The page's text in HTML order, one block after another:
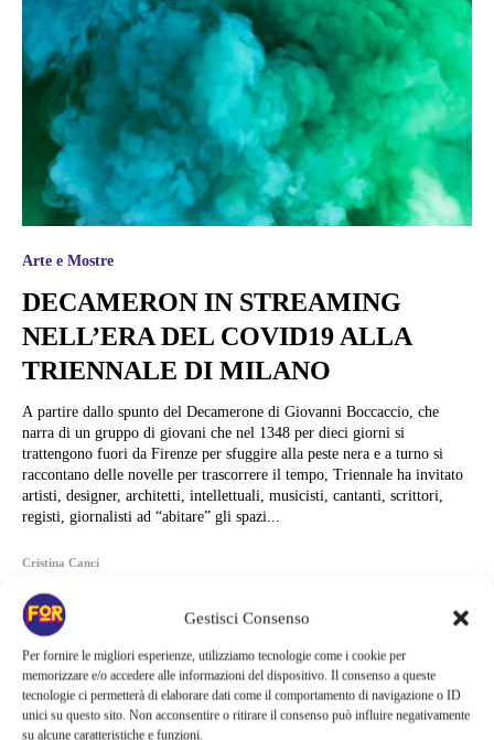
Gestisci Consenso
Per fornire le migliori esperienze, utilizziamo tecnologie come i cookie per
memorizzare e/o accedere alle informazioni del dispositivo. Il consenso a queste
tecnologie ci permetterà di elaborare dati come il comportamento di navigazione o ID
unici su questo sito. Non acconsentire o ritirare il consenso può influire negativamente
su alcune caratteristiche e funzioni.
Arte e Mostre
DECAMERON IN STREAMING
NELL’ERA DEL COVID19 ALLA
TRIENNALE DI MILANO
A partire dallo spunto del Decamerone di Giovanni Boccaccio, che
narra di un gruppo di giovani che nel 1348 per dieci giorni si
trattengono fuori da Firenze per sfuggire alla peste nera e a turno si
raccontano delle novelle per trascorrere il tempo, Triennale ha invitato
artisti, designer, architetti, intellettuali, musicisti, cantanti, scrittori,
registi, giornalisti ad “abitare” gli spazi...
Cristina Canci